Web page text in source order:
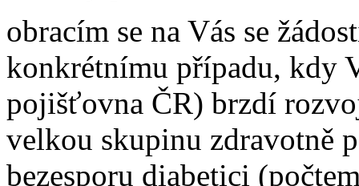
obracím se na Vás se
konkrétnímu případu, kdy
pojišťovna ČR) brzdí
velkou skupinu zdravotně
bezesporu diabetici